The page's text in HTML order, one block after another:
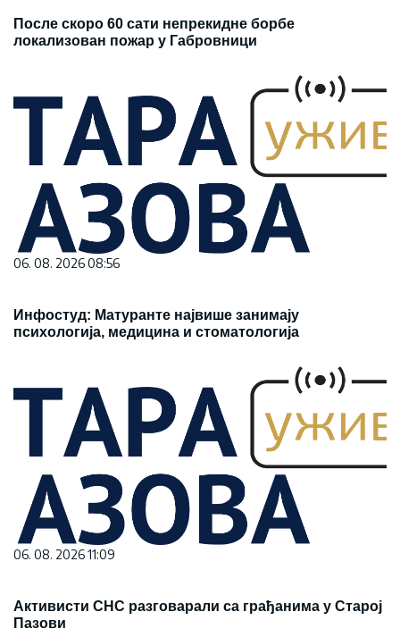
После скоро 60 сати непрекидне борбе
локализован пожар у Габровници
06. 08. 2026 08:56
Инфостуд: Матуранте највише занимају
психологија, медицина и стоматологија
06. 08. 2026 11:09
Активисти СНС разговарали са грађанима у Старој
Пазови